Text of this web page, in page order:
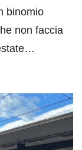
binomio
non faccia